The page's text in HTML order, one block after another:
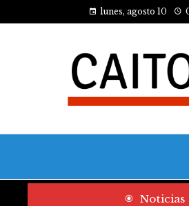
lunes, agosto 10
Noticias